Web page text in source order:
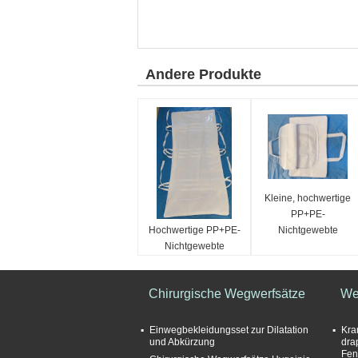
Andere Produkte
Hochwertige PP+PE-
Nichtgewebte
Leichen
Kleine, hochwertige
PP+PE-
Nichtgewebte
Chirurgische Wegwerfsätze
Einwegbekleidungsset zur Dilatation
und Abkürzung